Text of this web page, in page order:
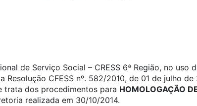
de Serviço Social – CRESS 6ª Região, no uso
Resolução CFESS nº. 582/2010, de 01 de julho de
trata dos procedimentos para HOMOLOGAÇÃO
realizada em 30/10/2014.